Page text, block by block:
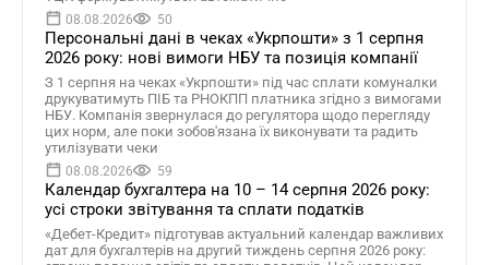
08.08.2026 50
Персональні дані в чеках «Укрпошти» з 1 серпня
2026 року: нові вимоги НБУ та позиція компанії
З 1 серпня на чеках «Укрпошти» під час сплати комуналки
друкуватимуть ПІБ та РНОКПП платника згідно з вимогами
НБУ. Компанія звернулася до регулятора щодо перегляду
цих норм, але поки зобов'язана їх виконувати та радить
утилізувати чеки
08.08.2026 59
Календар бухгалтера на 10 – 14 серпня 2026 року:
усі строки звітування та сплати податків
«Дебет-Кредит» підготував актуальний календар важливих
дат для бухгалтерів на другий тиждень серпня 2026 року: